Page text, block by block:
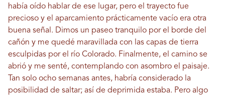
había oído hablar de ese lugar, pero el trayecto fue
precioso y el aparcamiento prácticamente vacío era otra
buena señal. Dimos un paseo tranquilo por el borde del
cañón y me quedé maravillada con las capas de tierra
esculpidas por el río Colorado. Finalmente, el camino se
abrió y me senté, contemplando con asombro el paisaje.
Tan solo ocho semanas antes, habría considerado la
posibilidad de saltar; así de deprimida estaba. Pero algo